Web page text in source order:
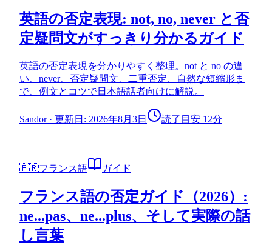
英語の否定表現: not, no, never と否
定疑問文がすっきり分かるガイド
英語の否定表現を分かりやすく整理。not と no の違
い、never、否定疑問文、二重否定、自然な短縮形ま
で、例文とコツで日本語話者向けに解説。
Sandor· 更新日: 2026年8月3日 読了目安 12分
🇫🇷フランス語 ガイド
フランス語の否定ガイド（2026）:
ne...pas、ne...plus、そして実際の話
し言葉